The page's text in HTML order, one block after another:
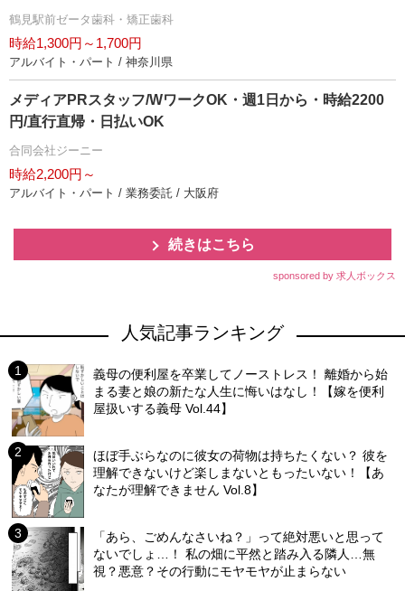
鶴見駅前ゼータ歯科・矯正歯科
時給1,300円～1,700円
アルバイト・パート / 神奈川県
メディアPRスタッフ/WワークOK・週1日から・時給2200
円/直行直帰・日払いOK
合同会社ジーニー
時給2,200円～
アルバイト・パート / 業務委託 / 大阪府
続きはこちら
sponsored by 求人ボックス
人気記事ランキング
義母の便利屋を卒業してノーストレス！ 離婚から始
まる妻と娘の新たな人生に悔いはなし！【嫁を便利
屋扱いする義母 Vol.44】
ほぼ手ぶらなのに彼女の荷物は持ちたくない？ 彼を
理解できないけど楽しまないともったいない！【あ
なたが理解できません Vol.8】
「あら、ごめんなさいね？」って絶対悪いと思って
ないでしょ…！ 私の畑に平然と踏み入る隣人…無
視？悪意？その行動にモヤモヤが止まらない